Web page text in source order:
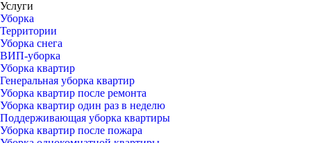
Услуги
Уборка
Территории
Уборка снега
ВИП-уборка
Уборка квартир
Генеральная уборка квартир
Уборка квартир после ремонта
Уборка квартир один раз в неделю
Поддерживающая уборка квартиры
Уборка квартир после пожара